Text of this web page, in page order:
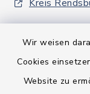
Wir weisen
Cookies
Website zu
Kreis